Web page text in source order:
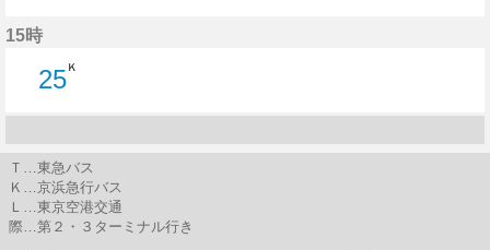
15時
25
25分はつ
Ｋ
Ｔ…東急バス
Ｋ…京浜急行バス
Ｌ…東京空港交通
際…第２・３ターミナル行き